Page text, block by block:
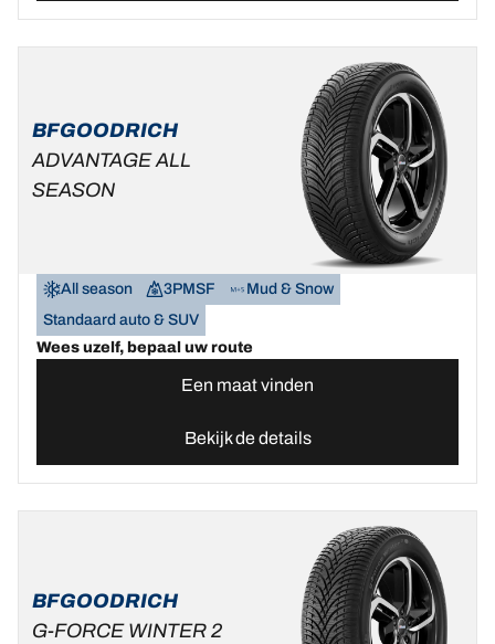
BFGOODRICH
ADVANTAGE ALL
SEASON
All season 3PMSF
Mud & Snow
Standaard auto & SUV
Wees uzelf, bepaal uw route
Een maat vinden
Bekijk de details
BFGOODRICH
G-FORCE WINTER 2